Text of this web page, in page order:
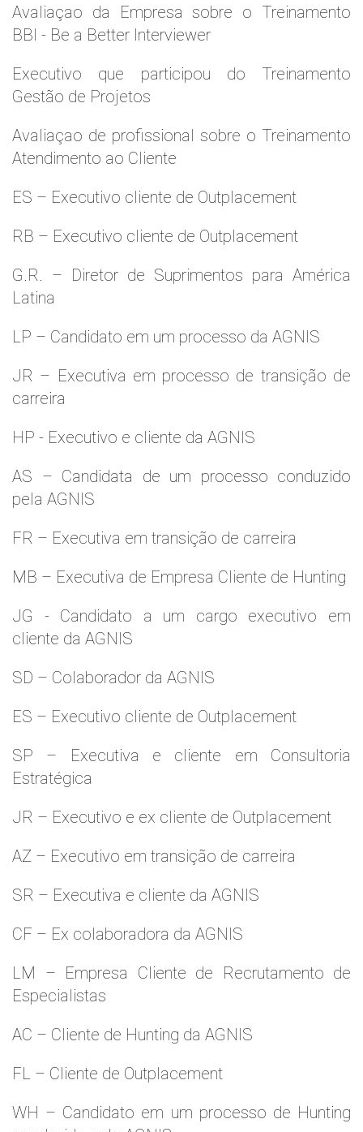
Avaliaçao da Empresa sobre o Treinamento
BBI - Be a Better Interviewer
Executivo que participou do Treinamento
Gestão de Projetos
Avaliaçao de profissional sobre o Treinamento
Atendimento ao Cliente
ES – Executivo cliente de Outplacement
RB – Executivo cliente de Outplacement
G.R. – Diretor de Suprimentos para América
Latina
LP – Candidato em um processo da AGNIS
JR – Executiva em processo de transição de
carreira
HP - Executivo e cliente da AGNIS
AS – Candidata de um processo conduzido
pela AGNIS
FR – Executiva em transição de carreira
MB – Executiva de Empresa Cliente de Hunting
JG - Candidato a um cargo executivo em
cliente da AGNIS
SD – Colaborador da AGNIS
ES – Executivo cliente de Outplacement
SP – Executiva e cliente em Consultoria
Estratégica
JR – Executivo e ex cliente de Outplacement
AZ – Executivo em transição de carreira
SR – Executiva e cliente da AGNIS
CF – Ex colaboradora da AGNIS
LM – Empresa Cliente de Recrutamento de
Especialistas
AC – Cliente de Hunting da AGNIS
FL – Cliente de Outplacement
WH – Candidato em um processo de Hunting